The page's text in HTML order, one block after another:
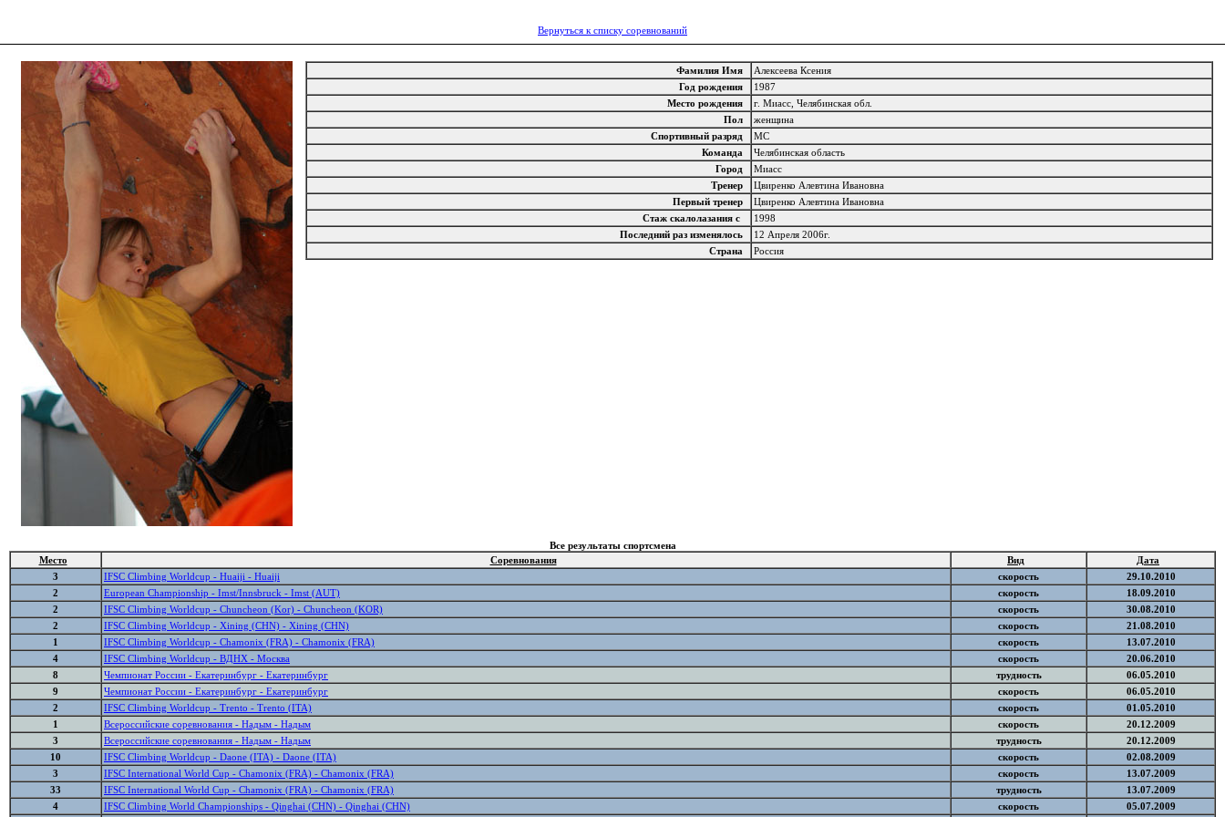
Вернуться к списку соревнований
Фамилия Имя
Алексеева Ксения
Год рождения
1987
Место рождения
г. Миасс, Челябинская обл.
Пол
женщина
Спортивный разряд
МС
Команда
Челябинская область
Город
Миасс
Тренер
Цвиренко Алевтина Ивановна
Первый тренер
Цвиренко Алевтина Ивановна
Стаж скалолазания с
1998
Последний раз изменялось
12 Апреля 2006г.
Страна
Россия
Все результаты спортсмена
Место
Соревнования Вид
Дата
3
IFSC Climbing Worldcup - Huaiji - Huaiji скорость
29.10.2010
2
European Championship - Imst/Innsbruck - Imst (AUT) скорость
18.09.2010
2
IFSC Climbing Worldcup - Chuncheon (Kor) - Chuncheon (KOR) скорость
30.08.2010
2
IFSC Climbing Worldcup - Xining (CHN) - Xining (CHN) скорость
21.08.2010
1
IFSC Climbing Worldcup - Chamonix (FRA) - Chamonix (FRA) скорость
13.07.2010
4
IFSC Climbing Worldcup - ВДНХ - Москва скорость
20.06.2010
8
Чемпионат России - Екатеринбург - Екатеринбург трудность
06.05.2010
9
Чемпионат России - Екатеринбург - Екатеринбург скорость
06.05.2010
2
IFSC Climbing Worldcup - Trento - Trento (ITA) скорость
01.05.2010
1
Всероссийские соревнования - Надым - Надым скорость
20.12.2009
3
Всероссийские соревнования - Надым - Надым трудность
20.12.2009
10
IFSC Climbing Worldcup - Daone (ITA) - Daone (ITA) скорость
02.08.2009
3
IFSC International World Cup - Chamonix (FRA) - Chamonix (FRA) скорость
13.07.2009
33
IFSC International World Cup - Chamonix (FRA) - Chamonix (FRA) трудность
13.07.2009
4
IFSC Climbing World Championships - Qinghai (CHN) - Qinghai (CHN) скорость
05.07.2009